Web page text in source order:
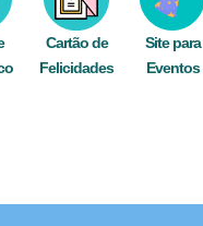
Cartão de
Felicidades
Site para
Eventos